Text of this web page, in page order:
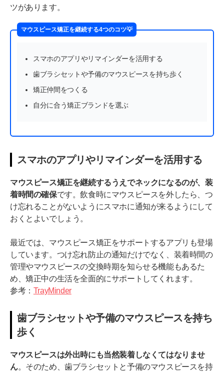
ツがあります。
マウスピース矯正を継続する4つのコツ💡
スマホのアプリやリマインダーを活用する
歯ブラシセットや予備のマウスピースを持ち歩く
矯正仲間をつくる
自分に合う矯正ブランドを選ぶ
スマホのアプリやリマインダーを活用する
マウスピース矯正を継続するうえでネックになるのが、装
着時間の確保です。飲食時にマウスピースを外したら、つ
け忘れることがないようにスマホに通知が来るようにして
おくとよいでしょう。
最近では、マウスピース矯正をサポートするアプリも登場
しています。つけ忘れ防止の通知だけでなく、装着時間の
管理やマウスピースの交換時期を知らせる機能もあるた
め、矯正中の生活を全面的にサポートしてくれます。
参考： TrayMinder
歯ブラシセットや予備のマウスピースを持ち
歩く
マウスピースは外出時にも当然装着しなくてはなりませ
ん。そのため、歯ブラシセットと予備のマウスピースを持